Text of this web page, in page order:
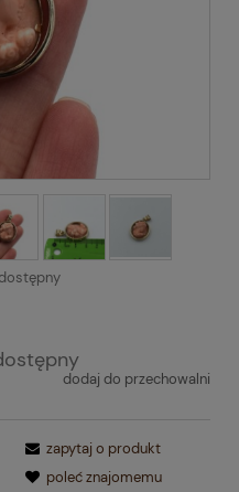
dodaj do przechowalni
zapytaj o produkt
poleć znajomemu